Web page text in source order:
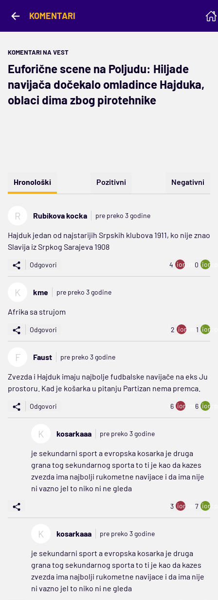
KOMENTARI
KOMENTARI NA VEST
Euforične scene na Poljudu: Hiljade
navijača dočekalo omladince Hajduka,
oblaci dima zbog pirotehnike
Hronološki Pozitivni Negativni
R Rubikova kocka pre preko 3 godine
Hajduk jedan od najstarijih Srpskih klubova 1911, ko nije znao
Slavija iz Srpkog Sarajeva 1908
Odgovori 4 ion:minus
0
K kme pre preko 3 godine
Afrika sa strujom
Odgovori 2 ion:minus
1
F Faust pre preko 3 godine
Zvezda i Hajduk imaju najbolje fudbalske navijače na eks Ju
prostoru. Kad je košarka u pitanju Partizan nema premca.
Odgovori 6 ion:minus
6
K kosarkaaa pre preko 3 godine
je sekundarni sport a evropska kosarka je druga
grana tog sekundarnog sporta to ti je kao da kazes
zvezda ima najbolji rukometne navijace i da ima nije
ni vazno jel to niko ni ne gleda
3 ion:minus
7
K kosarkaaa pre preko 3 godine
je sekundarni sport a evropska kosarka je druga
grana tog sekundarnog sporta to ti je kao da kazes
zvezda ima najbolji rukometne navijace i da ima nije
ni vazno jel to niko ni ne gleda